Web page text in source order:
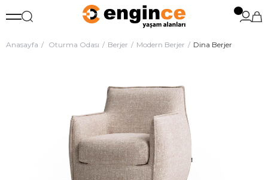
Anasayfa Oturma Odası Berjer Modern Berjer Dina Berjer